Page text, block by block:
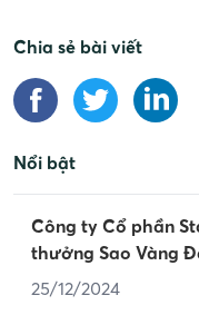
Chia sẻ bài viết
Nổi bật
Công ty Cổ phần
thưởng Sao Vàng
25/12/2024